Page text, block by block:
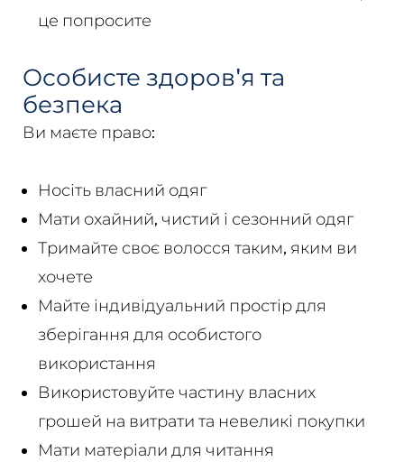
це попросите
Особисте здоров'я та
безпека
Ви маєте право:
Носіть власний одяг
Мати охайний, чистий і сезонний одяг
Тримайте своє волосся таким, яким ви
хочете
Майте індивідуальний простір для
зберігання для особистого
використання
Використовуйте частину власних
грошей на витрати та невеликі покупки
Мати матеріали для читання